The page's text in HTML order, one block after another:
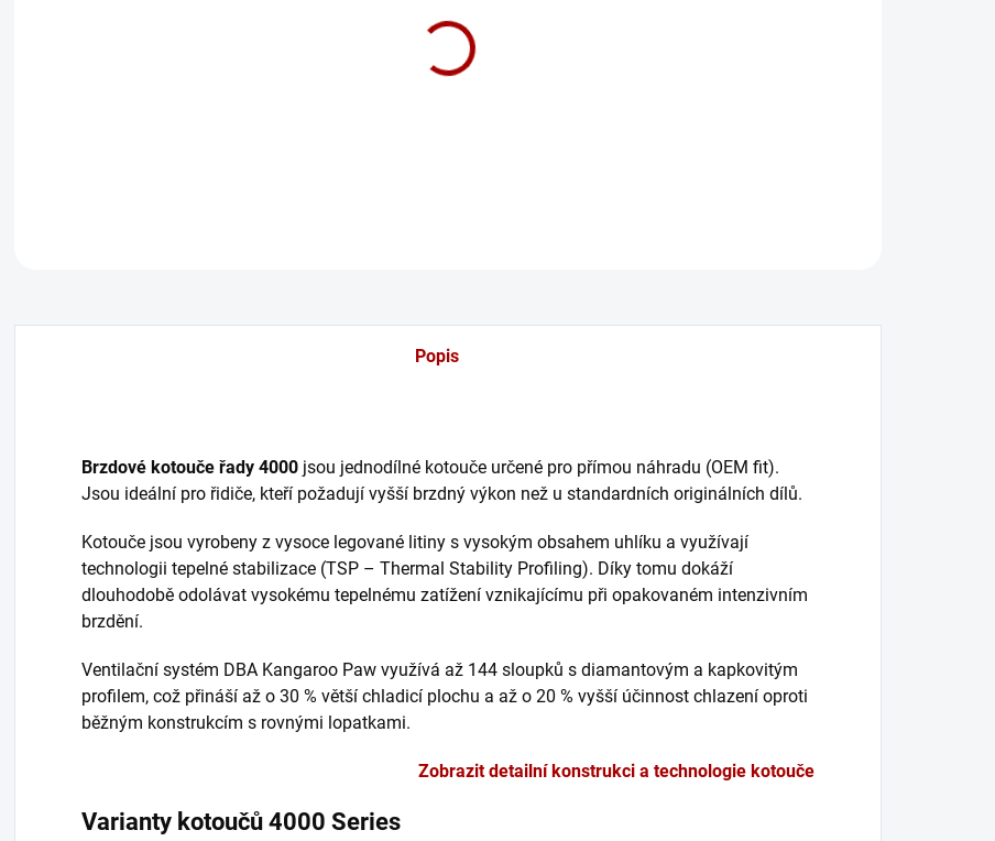
Popis
Brzdové kotouče řady 4000 jsou jednodílné kotouče určené pro přímou náhradu (OEM fit).
Jsou ideální pro řidiče, kteří požadují vyšší brzdný výkon než u standardních originálních dílů.
Kotouče jsou vyrobeny z vysoce legované litiny s vysokým obsahem uhlíku a využívají
technologii tepelné stabilizace (TSP – Thermal Stability Profiling). Díky tomu dokáží
dlouhodobě odolávat vysokému tepelnému zatížení vznikajícímu při opakovaném intenzivním
brzdění.
Ventilační systém DBA Kangaroo Paw využívá až 144 sloupků s diamantovým a kapkovitým
profilem, což přináší až o 30 % větší chladicí plochu a až o 20 % vyšší účinnost chlazení oproti
běžným konstrukcím s rovnými lopatkami.
Zobrazit detailní konstrukci a technologie kotouče
Varianty kotoučů 4000 Series